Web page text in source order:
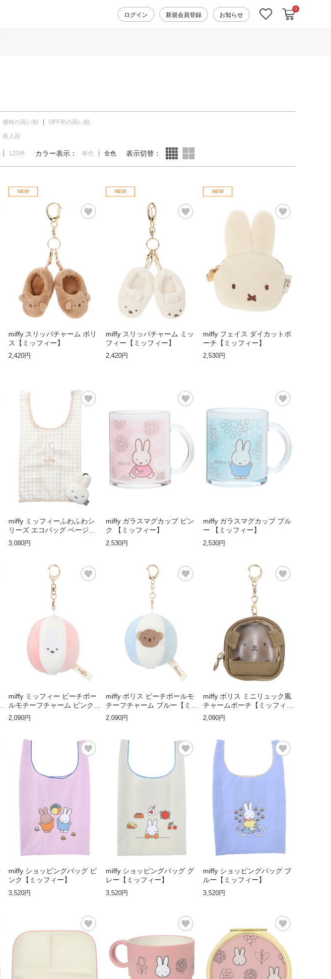
ログイン 新規会員登録 お知らせ お気に入りカートに入
0
価格の高い順 OFF率の高い順
再入荷
120件 カラー表示： 単色 全色 表示切替：
NEW
miffy スリッパチャーム ボリ
ス【ミッフィー】
2,420円
NEW
miffy スリッパチャーム ミッ
フィー【ミッフィー】
2,420円
NEW
miffy フェイス ダイカットポ
ーチ【ミッフィー】
2,530円
miffy ミッフィーふわふわシ
リーズ エコバッグ ベージュ
【ミッフィー】
3,080円
miffy ガラスマグカップ ピン
ク 【ミッフィー】
2,530円
miffy ガラスマグカップ ブル
ー 【ミッフィー】
2,530円
miffy ミッフィー ビーチボー
ルモチーフチャーム ピンク
【ミッフィー】
2,090円
miffy ボリス ビーチボールモ
チーフチャーム ブルー【ミッ
フィー】
2,090円
miffy ボリス ミニリュック風
チャームポーチ【ミッフィ
ー】
2,090円
miffy ショッピングバッグ ピ
ンク【ミッフィー】
3,520円
miffy ショッピングバッグ グ
レー【ミッフィー】
3,520円
miffy ショッピングバッグ ブ
ルー【ミッフィー】
3,520円